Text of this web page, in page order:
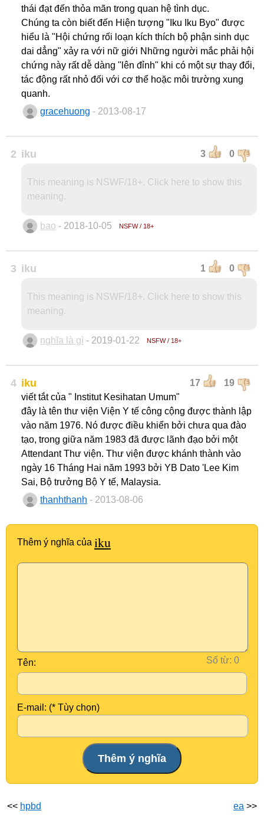
thái đạt đến thỏa mãn trong quan hệ tình dục.
Chúng ta còn biết đến Hiện tượng "Iku Iku Byo" được
hiểu là "Hội chứng rối loạn kích thích bộ phận sinh dục
dai dẳng" xảy ra với nữ giới Những người mắc phải hội
chứng này rất dễ dàng "lên đỉnh" khi có một sự thay đổi,
tác động rất nhỏ đối với cơ thể hoặc môi trường xung
quanh.
gracehuong - 2013-08-17
2 3 0
iku
This meaning is NSWF/18+. Click here to show this
meaning.
bao - 2018-10-05 NSFW / 18+
3 1 0
iku
This meaning is NSWF/18+. Click here to show this
meaning.
nghĩa là gì - 2019-01-22 NSFW / 18+
4 17 19
iku
viết tắt của " Institut Kesihatan Umum"
đây là tên thư viện Viện Y tế công cộng được thành lập
vào năm 1976. Nó được điều khiển bởi chưa qua đào
tạo, trong giữa năm 1983 đã được lãnh đạo bởi một
Attendant Thư viện. Thư viện được khánh thành vào
ngày 16 Tháng Hai năm 1993 bởi YB Dato 'Lee Kim
Sai, Bộ trưởng Bộ Y tế, Malaysia.
thanhthanh - 2013-08-06
Thêm ý nghĩa của iku
Số từ:
Tên:
E-mail: (* Tùy chọn)
<< hpbd ea >>